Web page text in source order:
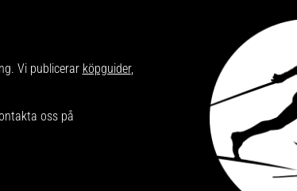
Vi publicerar köpguider,
oss på